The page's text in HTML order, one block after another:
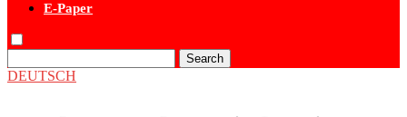
E-Paper
Search
DEUTSCH